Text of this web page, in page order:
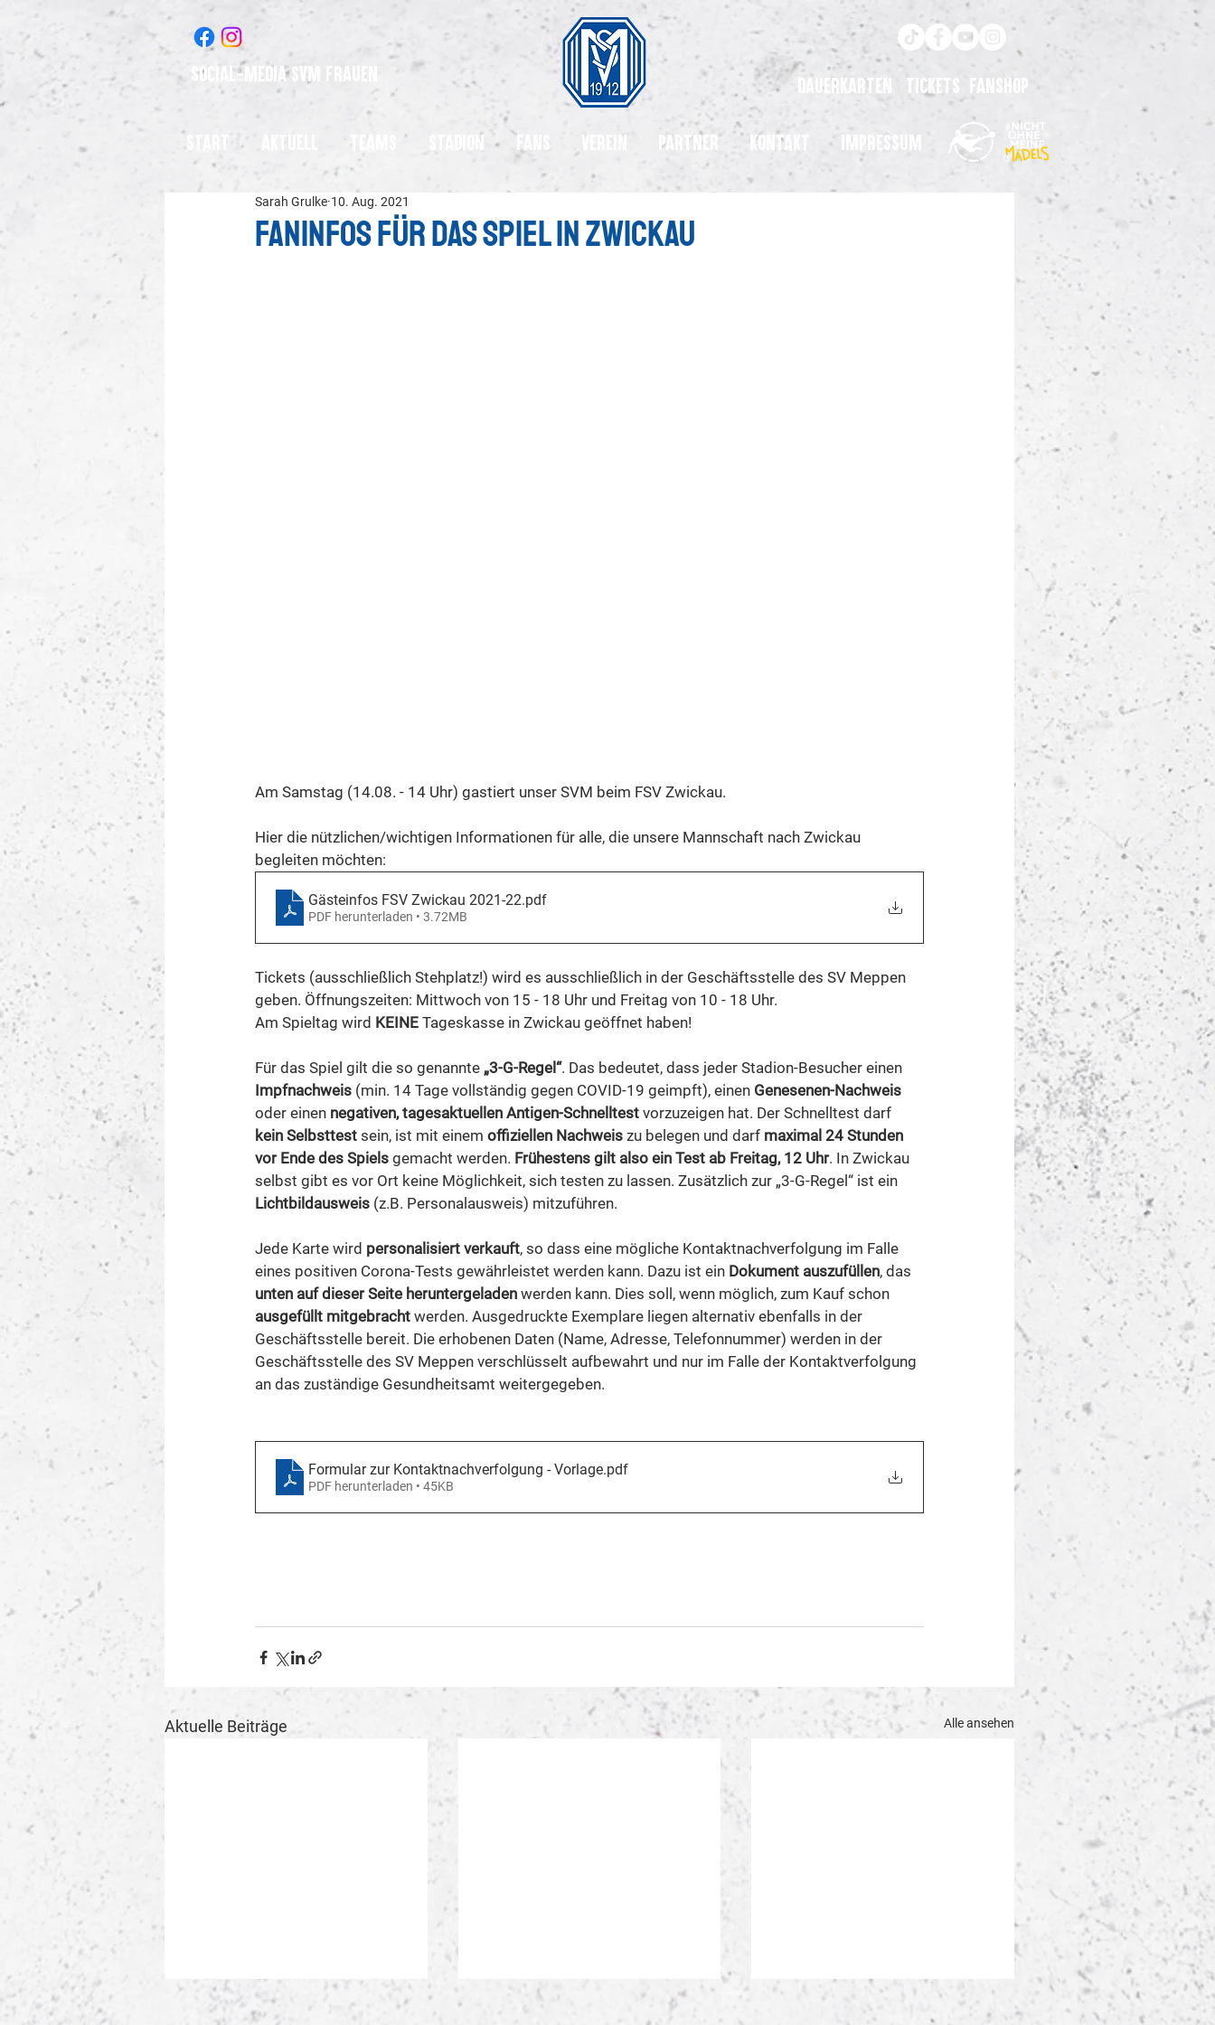
Social-Media SVM Frauen
Start Aktuell Teams Stadion Fans Verein Partner Kontakt Impressum
dauerkarten Tickets Fanshop
Faninfos für das spiel in zwickau
Sarah Grulke 10. Aug. 2021
Am Samstag (14.08. - 14 Uhr) gastiert unser SVM beim FSV Zwickau.
Hier die nützlichen/wichtigen Informationen für alle, die unsere Mannschaft nach Zwickau
begleiten möchten:
Gästeinfos FSV Zwickau 2021-22.pdf
PDF herunterladen • 3.72MB
Tickets (ausschließlich Stehplatz!) wird es ausschließlich in der Geschäftsstelle des SV Meppen
geben. Öffnungszeiten: Mittwoch von 15 - 18 Uhr und Freitag von 10 - 18 Uhr.
Am Spieltag wird KEINE Tageskasse in Zwickau geöffnet haben!
Für das Spiel gilt die so genannte „3-G-Regel“. Das bedeutet, dass jeder Stadion-Besucher einen
Impfnachweis (min. 14 Tage vollständig gegen COVID-19 geimpft), einen Genesenen-Nachweis
oder einen negativen, tagesaktuellen Antigen-Schnelltest vorzuzeigen hat. Der Schnelltest darf
kein Selbsttest sein, ist mit einem offiziellen Nachweis zu belegen und darf maximal 24 Stunden
vor Ende des Spiels gemacht werden. Frühestens gilt also ein Test ab Freitag, 12 Uhr. In Zwickau
selbst gibt es vor Ort keine Möglichkeit, sich testen zu lassen. Zusätzlich zur „3-G-Regel“ ist ein
Lichtbildausweis (z.B. Personalausweis) mitzuführen.
Jede Karte wird personalisiert verkauft, so dass eine mögliche Kontaktnachverfolgung im Falle
eines positiven Corona-Tests gewährleistet werden kann. Dazu ist ein Dokument auszufüllen, das
unten auf dieser Seite heruntergeladen werden kann. Dies soll, wenn möglich, zum Kauf schon
ausgefüllt mitgebracht werden. Ausgedruckte Exemplare liegen alternativ ebenfalls in der
Geschäftsstelle bereit. Die erhobenen Daten (Name, Adresse, Telefonnummer) werden in der
Geschäftsstelle des SV Meppen verschlüsselt aufbewahrt und nur im Falle der Kontaktverfolgung
an das zuständige Gesundheitsamt weitergegeben.
Formular zur Kontaktnachverfolgung - Vorlage.pdf
PDF herunterladen • 45KB
Aktuelle Beiträge Alle ansehen